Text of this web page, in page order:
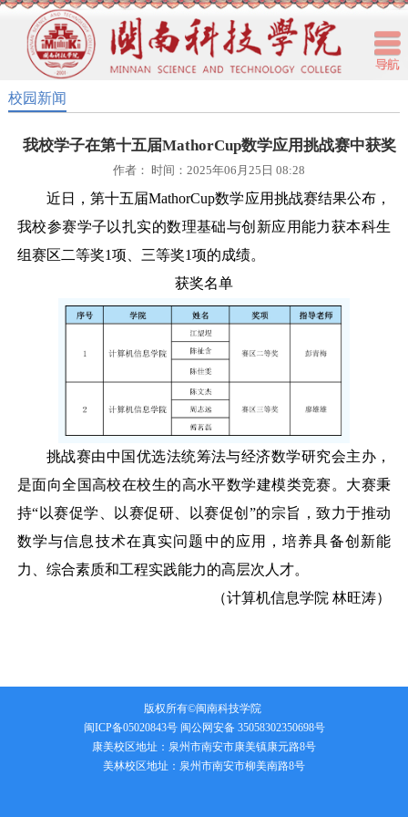
校园新闻
我校学子在第十五届MathorCup数学应用挑战赛中获奖
作者： 时间：2025年06月25日 08:28
近日，第十五届MathorCup数学应用挑战赛结果公布，
我校参赛学子以扎实的数理基础与创新应用能力获本科生
组赛区二等奖1项、三等奖1项的成绩。
获奖名单
挑战赛由中国优选法统筹法与经济数学研究会主办，
是面向全国高校在校生的高水平数学建模类竞赛。大赛秉
持“以赛促学、以赛促研、以赛促创”的宗旨，致力于推动
数学与信息技术在真实问题中的应用，培养具备创新能
力、综合素质和工程实践能力的高层次人才。
（计算机信息学院 林旺涛）
版权所有©闽南科技学院
闽ICP备05020843号 闽公网安备 35058302350698号
康美校区地址：泉州市南安市康美镇康元路8号
美林校区地址：泉州市南安市柳美南路8号